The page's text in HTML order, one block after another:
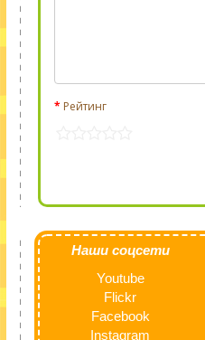
Рейтинг
Наши соцсети
Youtube
Flickr
Facebook
Instagram